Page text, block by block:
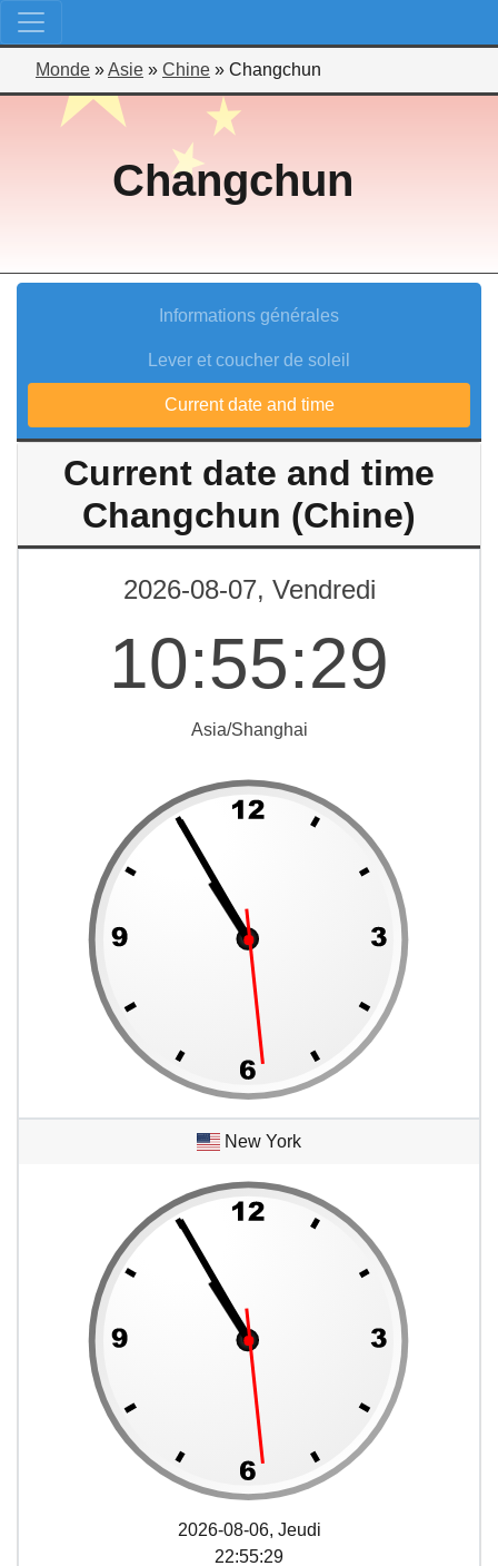
Monde »Asie » Chine » Changchun
Changchun
Informations générales
Lever et coucher de soleil
Current date and time
Current date and time
Changchun (Chine)
2026-08-07, Vendredi
10:55:29
Asia/Shanghai
New York
2026-08-06, Jeudi
22:55:29